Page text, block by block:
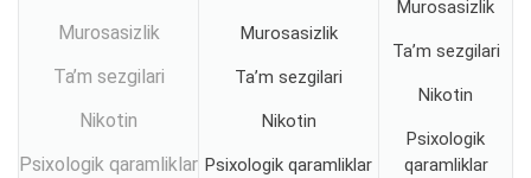
Murosasizlik
Ta’m sezgilari
Nikotin
Psixologik qaramliklar
Murosasizlik
Ta’m sezgilari
Nikotin
Psixologik qaramliklar
Murosasizlik
Ta’m sezgilari
Nikotin
Psixologik
qaramliklar